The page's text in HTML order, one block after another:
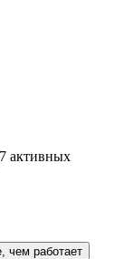
активных
чем работает